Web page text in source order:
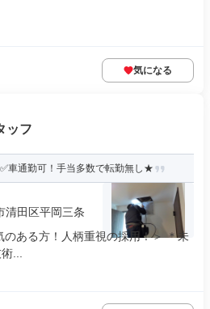
気になる
ッフ
車通勤可！手当多数で転勤無し★
清田区平岡三条
ある方！人柄重視の採用！＞ ＊未
...